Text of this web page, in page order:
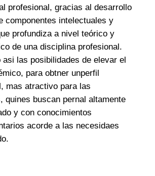
profesional, gracias al desarrollo
componentes intelectuales y
profundiza a nivel teórico y
de una disciplina profesional.
asi las posibilidades de elevar el
para obtner unperfil
mas atractivo para las
quines buscan pernal altamente
y con conocimientos
acorde a las necesidaes